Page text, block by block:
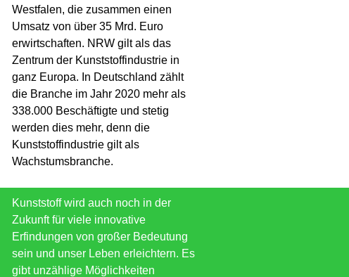
Westfalen, die zusammen einen
Umsatz von über 35 Mrd. Euro
erwirtschaften. NRW gilt als das
Zentrum der Kunststoffindustrie in
ganz Europa. In Deutschland zählt
die Branche im Jahr 2020 mehr als
338.000 Beschäftigte und stetig
werden dies mehr, denn die
Kunststoffindustrie gilt als
Wachstumsbranche.
Kunststoff wird auch noch in der
Zukunft für viele innovative
Erfindungen von großer Bedeutung
sein und unser Leben erleichtern. Es
gibt unzählige Möglichkeiten